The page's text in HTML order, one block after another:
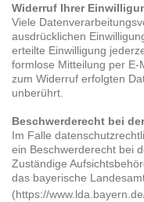
Widerruf Ihrer
Viele
ausdrücklichen
erteilte Einwilligung
formlose Mitteilung per
zum Widerruf erfolgten
unberührt.
Beschwerderecht bei
Im Falle
ein Beschwerderecht bei
Zuständige
das bayerische
(https://